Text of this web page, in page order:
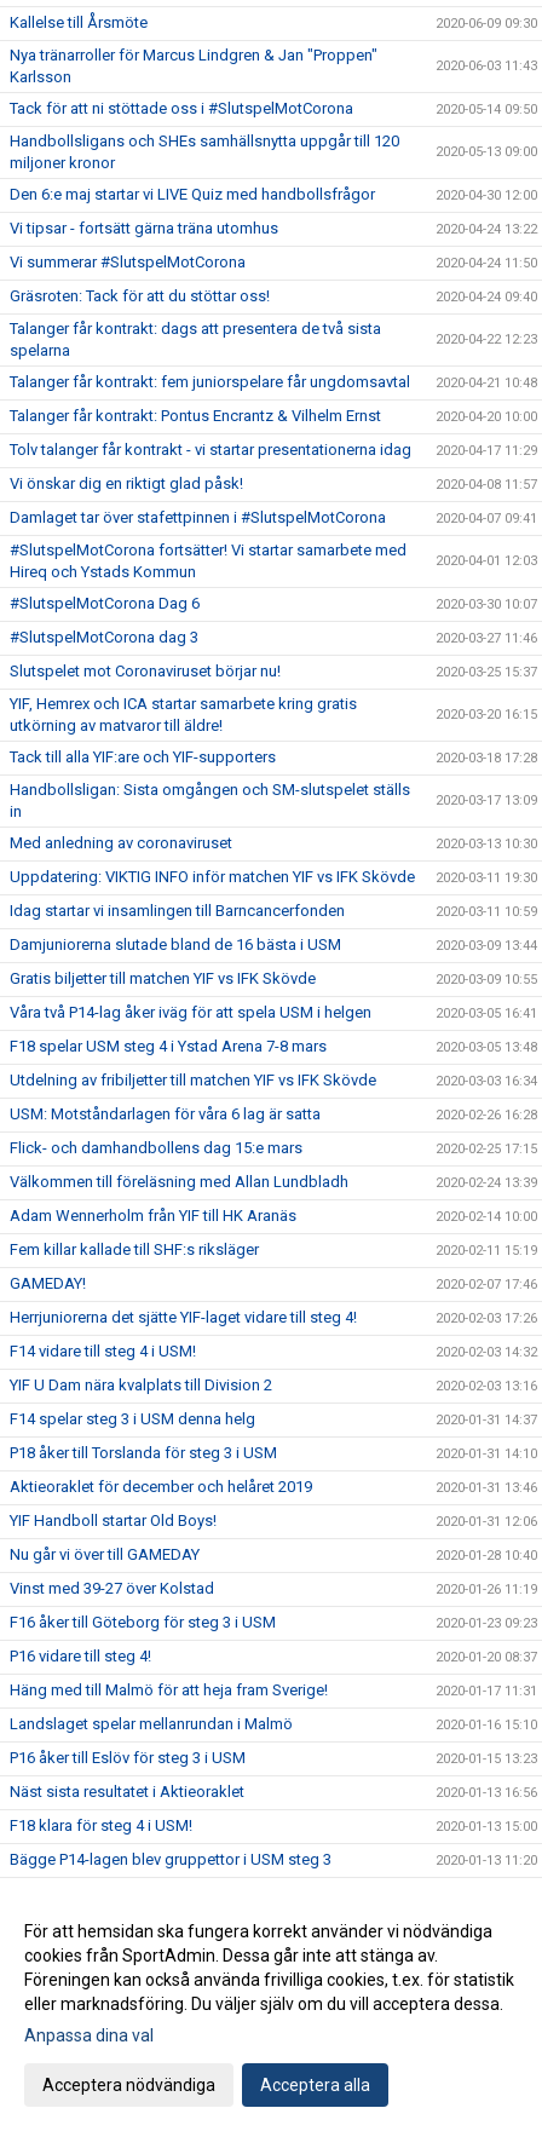
Kallelse till Årsmöte 2020-06-09 09:30
Nya tränarroller för Marcus Lindgren & Jan "Proppen"
Karlsson
2020-06-03 11:43
Tack för att ni stöttade oss i #SlutspelMotCorona 2020-05-14 09:50
Handbollsligans och SHEs samhällsnytta uppgår till 120
miljoner kronor
2020-05-13 09:00
Den 6:e maj startar vi LIVE Quiz med handbollsfrågor 2020-04-30 12:00
Vi tipsar - fortsätt gärna träna utomhus 2020-04-24 13:22
Vi summerar #SlutspelMotCorona 2020-04-24 11:50
Gräsroten: Tack för att du stöttar oss! 2020-04-24 09:40
Talanger får kontrakt: dags att presentera de två sista
spelarna
2020-04-22 12:23
Talanger får kontrakt: fem juniorspelare får ungdomsavtal 2020-04-21 10:48
Talanger får kontrakt: Pontus Encrantz & Vilhelm Ernst 2020-04-20 10:00
Tolv talanger får kontrakt - vi startar presentationerna idag 2020-04-17 11:29
Vi önskar dig en riktigt glad påsk! 2020-04-08 11:57
Damlaget tar över stafettpinnen i #SlutspelMotCorona 2020-04-07 09:41
#SlutspelMotCorona fortsätter! Vi startar samarbete med
Hireq och Ystads Kommun
2020-04-01 12:03
#SlutspelMotCorona Dag 6 2020-03-30 10:07
#SlutspelMotCorona dag 3 2020-03-27 11:46
Slutspelet mot Coronaviruset börjar nu! 2020-03-25 15:37
YIF, Hemrex och ICA startar samarbete kring gratis
utkörning av matvaror till äldre!
2020-03-20 16:15
Tack till alla YIF:are och YIF-supporters 2020-03-18 17:28
Handbollsligan: Sista omgången och SM-slutspelet ställs
in
2020-03-17 13:09
Med anledning av coronaviruset 2020-03-13 10:30
Uppdatering: VIKTIG INFO inför matchen YIF vs IFK Skövde 2020-03-11 19:30
Idag startar vi insamlingen till Barncancerfonden 2020-03-11 10:59
Damjuniorerna slutade bland de 16 bästa i USM 2020-03-09 13:44
Gratis biljetter till matchen YIF vs IFK Skövde 2020-03-09 10:55
Våra två P14-lag åker iväg för att spela USM i helgen 2020-03-05 16:41
F18 spelar USM steg 4 i Ystad Arena 7-8 mars 2020-03-05 13:48
Utdelning av fribiljetter till matchen YIF vs IFK Skövde 2020-03-03 16:34
USM: Motståndarlagen för våra 6 lag är satta 2020-02-26 16:28
Flick- och damhandbollens dag 15:e mars 2020-02-25 17:15
Välkommen till föreläsning med Allan Lundbladh 2020-02-24 13:39
Adam Wennerholm från YIF till HK Aranäs 2020-02-14 10:00
Fem killar kallade till SHF:s riksläger 2020-02-11 15:19
GAMEDAY! 2020-02-07 17:46
Herrjuniorerna det sjätte YIF-laget vidare till steg 4! 2020-02-03 17:26
F14 vidare till steg 4 i USM! 2020-02-03 14:32
YIF U Dam nära kvalplats till Division 2 2020-02-03 13:16
F14 spelar steg 3 i USM denna helg 2020-01-31 14:37
P18 åker till Torslanda för steg 3 i USM 2020-01-31 14:10
Aktieoraklet för december och helåret 2019 2020-01-31 13:46
YIF Handboll startar Old Boys! 2020-01-31 12:06
Nu går vi över till GAMEDAY 2020-01-28 10:40
Vinst med 39-27 över Kolstad 2020-01-26 11:19
F16 åker till Göteborg för steg 3 i USM 2020-01-23 09:23
P16 vidare till steg 4! 2020-01-20 08:37
Häng med till Malmö för att heja fram Sverige! 2020-01-17 11:31
Landslaget spelar mellanrundan i Malmö 2020-01-16 15:10
P16 åker till Eslöv för steg 3 i USM 2020-01-15 13:23
Näst sista resultatet i Aktieoraklet 2020-01-13 16:56
F18 klara för steg 4 i USM! 2020-01-13 15:00
Bägge P14-lagen blev gruppettor i USM steg 3 2020-01-13 11:20
Idag startar EM2020! 2020-01-09 16:50
Två YIF:are till landslagsläger med U20-landslaget 2020-01-08 15:25
USM: Tre grupper avgörs i Ystad Arena kommande helg 2020-01-07 16:45
Anmälan till YIF Handboll Camp är öppen
Flera ungdomslag spelar finaler idag
För att hemsidan ska fungera korrekt använder vi nödvändiga
cookies från SportAdmin. Dessa går inte att stänga av.
Föreningen kan också använda frivilliga cookies, t.ex. för statistik
eller marknadsföring. Du väljer själv om du vill acceptera dessa.
Anpassa dina val
Acceptera nödvändiga Acceptera alla